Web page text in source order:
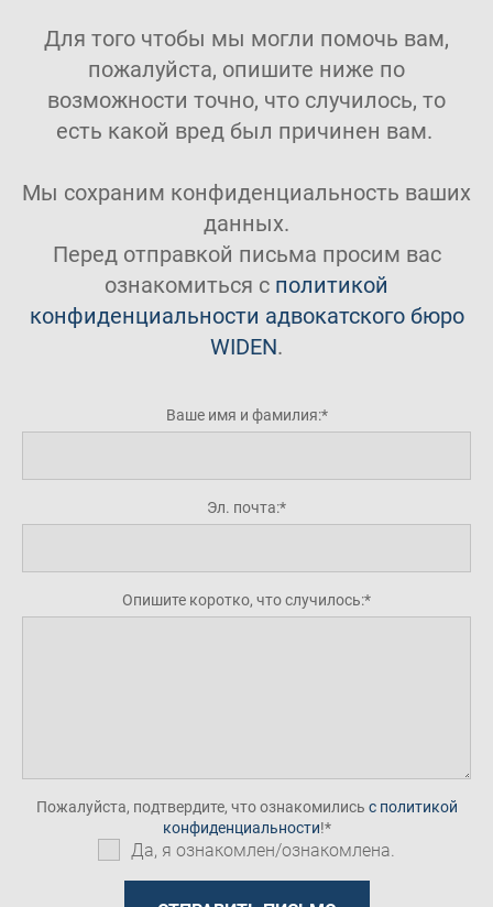
Для того чтобы мы могли помочь вам,
пожалуйста, опишите ниже по
возможности точно, что случилось, то
есть какой вред был причинен вам.
Мы сохраним конфиденциальность ваших
данных.
Перед отправкой письма просим вас
ознакомиться с политикой
конфиденциальности адвокатского бюро
WIDEN.
Ваше имя и фамилия:
Эл. почта:
Опишите коротко, что случилось:
Пожалуйста, подтвердите, что ознакомились с политикой
конфиденциальности!
Да, я ознакомлен/ознакомлена.